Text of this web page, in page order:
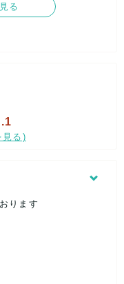
る
見る)
ります